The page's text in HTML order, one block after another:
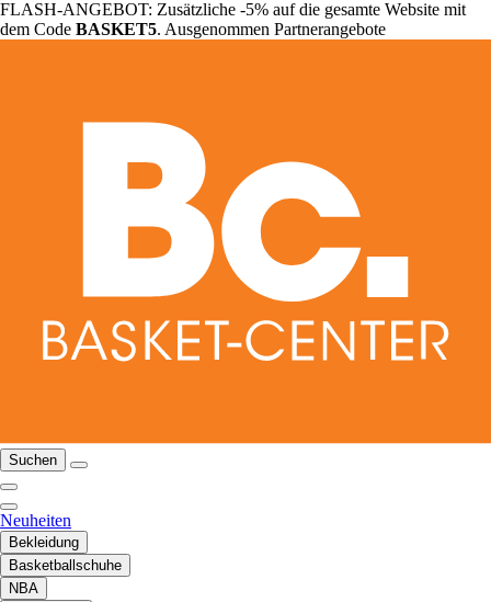
FLASH-ANGEBOT: Zusätzliche -5% auf die gesamte Website mit
dem Code BASKET5. Ausgenommen Partnerangebote
Suchen
Neuheiten
Bekleidung
Basketballschuhe
NBA